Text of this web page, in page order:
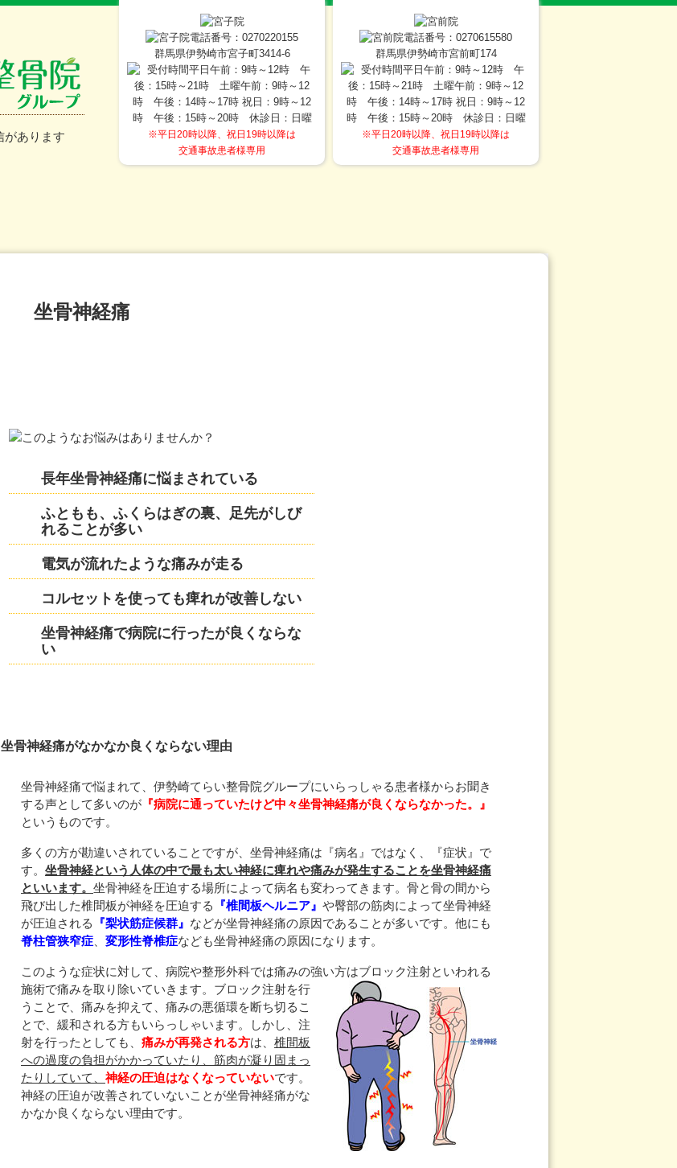
群馬県伊勢崎市宮前町174
※平日20時以降、祝日19時以降は
交通事故患者様専用
群馬県伊勢崎市宮子町3414-6
※平日20時以降、祝日19時以降は
交通事故患者様専用
坐骨神経痛
長年坐骨神経痛に悩まされている
ふともも、ふくらはぎの裏、足先がしび
れることが多い
電気が流れたような痛みが走る
コルセットを使っても痺れが改善しない
坐骨神経痛で病院に行ったが良くならな
い
坐骨神経痛がなかなか良くならない理由
坐骨神経痛で悩まれて、伊勢崎てらい整骨院グループにいらっしゃる患者様からお聞き
する声として多いのが 『病院に通っていたけど中々坐骨神経痛が良くならなかった。』
というものです。
多くの方が勘違いされていることですが、坐骨神経痛は『病名』ではなく、『症状』で
す。 坐骨神経という人体の中で最も太い神経に痺れや痛みが発生することを坐骨神経痛
といいます。 坐骨神経を圧迫する場所によって病名も変わってきます。骨と骨の間から
飛び出した椎間板が神経を圧迫する
『椎間板ヘルニア』 や臀部の筋肉によって坐骨神経
が圧迫される
『梨状筋症候群』 などが坐骨神経痛の原因であることが多いです。他にも
脊柱管狭窄症
変形性脊椎症なども坐骨神経痛の原因になります。
このような症状に対して、病院や整形外科では痛みの強い方はブロック注射といわれる
施術で痛みを取り除いていきます。ブロック注射を行
うことで、痛みを抑えて、痛みの悪循環を断ち切るこ
とで、緩和される方もいらっしゃいます。しかし、注
射を行ったとしても、 痛みが再発される方は、 椎間板
への過度の負担がかかっていたり、筋肉が凝り固まっ
たりしていて、 神経の圧迫はなくなっていないです。
神経の圧迫が改善されていないことが坐骨神経痛がな
かなか良くならない理由です。